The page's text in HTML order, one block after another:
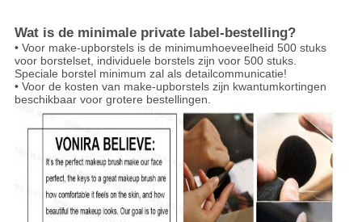
Wat is de minimale private label-bestelling?
• Voor make-upborstels is de minimumhoeveelheid 500 stuks
voor borstelset, individuele borstels zijn voor 500 stuks.
Speciale borstel minimum zal als detailcommunicatie!
• Voor de kosten van make-upborstels zijn kwantumkortingen
beschikbaar voor grotere bestellingen.